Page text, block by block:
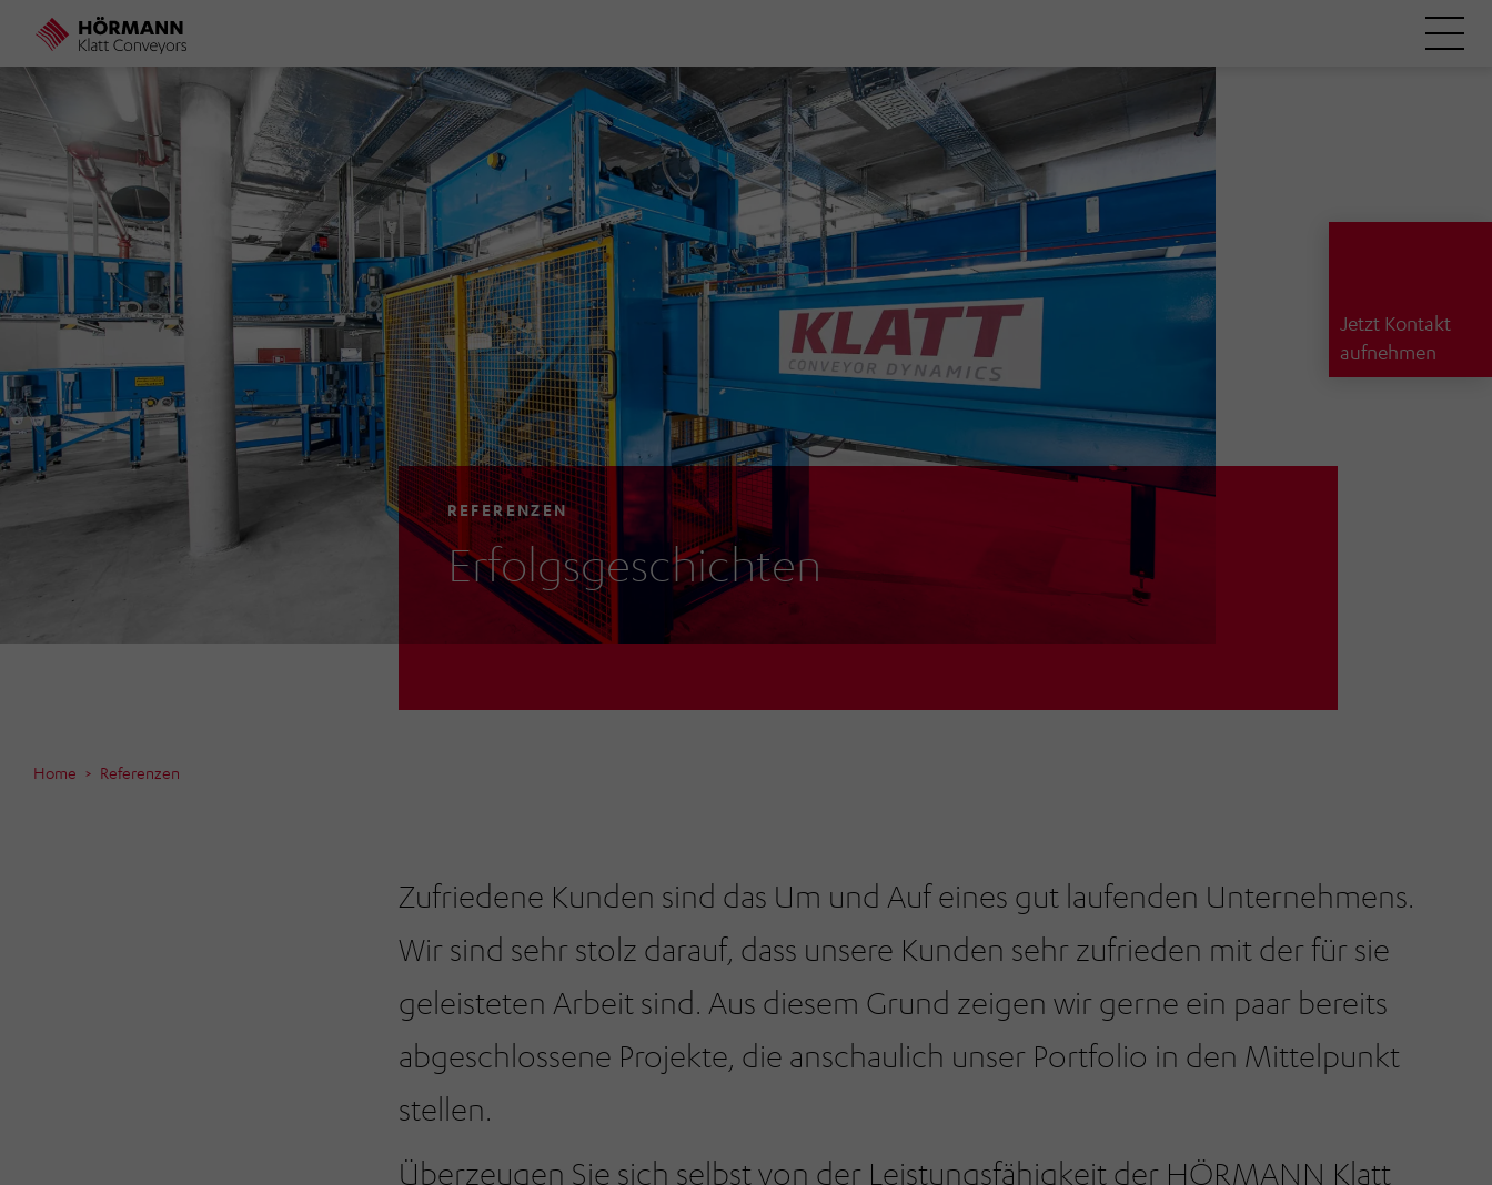
Inhalt
Jetzt Kontakt
aufnehmen
REFERENZEN
Erfolgsgeschichten
Home Referenzen
Zufriedene Kunden sind das Um und Auf eines gut laufenden Unternehmens.
Wir sind sehr stolz darauf, dass unsere Kunden sehr zufrieden mit der für sie
geleisteten Arbeit sind. Aus diesem Grund zeigen wir gerne ein paar bereits
abgeschlossene Projekte, die anschaulich unser Portfolio in den Mittelpunkt
stellen.
Überzeugen Sie sich selbst von der Leistungsfähigkeit der HÖRMANN Klatt